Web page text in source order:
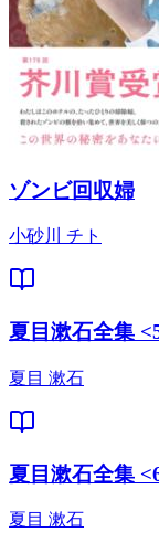
ゾンビ回収婦
小砂川 チト
夏目漱石全集
夏目 漱石
夏目漱石全集
夏目 漱石